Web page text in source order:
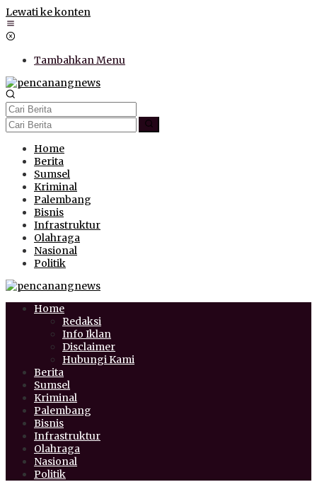
Lewati ke konten
Tambahkan Menu
Home
Berita
Sumsel
Kriminal
Palembang
Bisnis
Infrastruktur
Olahraga
Nasional
Politik
Home
Redaksi
Info Iklan
Disclaimer
Hubungi Kami
Berita
Sumsel
Kriminal
Palembang
Bisnis
Infrastruktur
Olahraga
Nasional
Politik